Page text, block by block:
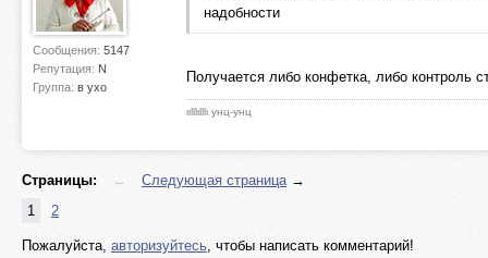
Сообщения: 5147
Репутация: N
Группа: в ухо
надобности
Получается либо конфетка, либо контроль
ιιlllιlllι унц-унц
Страницы: ← Следующая страница→
1
2
Пожалуйста, авторизуйтесь, чтобы написать комментарий!